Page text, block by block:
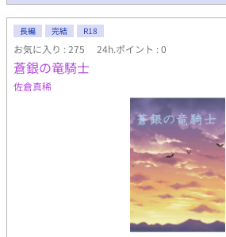
くのを「じっくりと眺めることができる方
要】 ※2021年3月31日 本編完結済。続
す。そのため、完結設定が解除されていま
長編 完結 R18
お気に入り : 275 24h.ポイント : 0
蒼銀の竜騎士
佐倉真稀